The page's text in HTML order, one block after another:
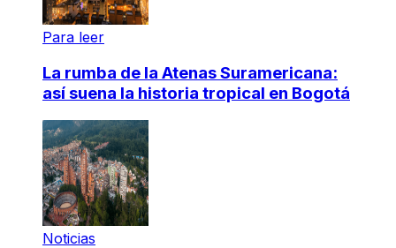
Para leer
La rumba de la Atenas Suramericana:
así suena la historia tropical en Bogotá
Noticias